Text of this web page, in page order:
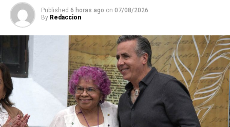
Explicó que de los participantes serán seleccionados
alrededor de 40 atletas que representarán a México en
el campeonato mundial programado para noviembre en
Georgia, por lo que el torneo en Córdoba también
funciona como una de las principales etapas para
conformar al equipo nacional.
Published 6 horas ago on 07/08/2026
By Redaccion